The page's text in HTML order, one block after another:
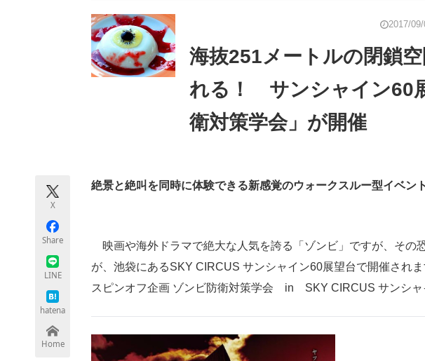
ビジネスと働き方のヒント
ITエンジニア向け専門サイト 企業向けIT製品の総合サイト
2017/09/
海抜251メートルの閉鎖
れる！ サンシャイン60
衛対策学会」が開催
X
Share
LINE
hatena
Home
絶景と絶叫を同時に体験できる新感覚のウォークスルー型イベント
映画や海外ドラマで絶大な人気を誇る「ゾンビ」ですが、その
が、池袋にあるSKY CIRCUS サンシャイン60展望台で開催され
スピンオフ企画 ゾンビ防衛対策学会 in SKY CIRCUS サンシャ